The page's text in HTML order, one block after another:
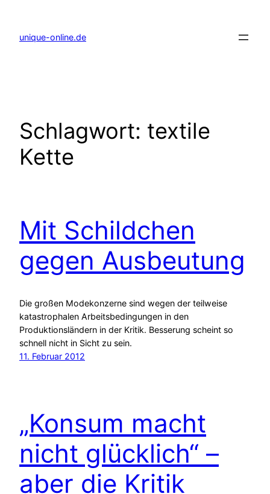
springen
unique-online.de
Schlagwort: textile
Kette
Mit Schildchen
gegen Ausbeutung
Die großen Modekonzerne sind wegen der teilweise
katastrophalen Arbeitsbedingungen in den
Produktionsländern in der Kritik. Besserung scheint so
schnell nicht in Sicht zu sein.
11. Februar 2012
„Konsum macht
nicht glücklich“ –
aber die Kritik